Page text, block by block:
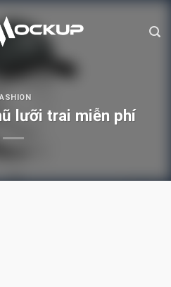
lưỡi trai miễn phí